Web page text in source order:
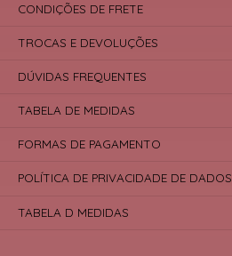
CONDIÇÕES DE FRETE
TROCAS E DEVOLUÇÕES
DÚVIDAS FREQUENTES
TABELA DE MEDIDAS
FORMAS DE PAGAMENTO
POLÍTICA DE PRIVACIDADE DE DADOS
TABELA D MEDIDAS